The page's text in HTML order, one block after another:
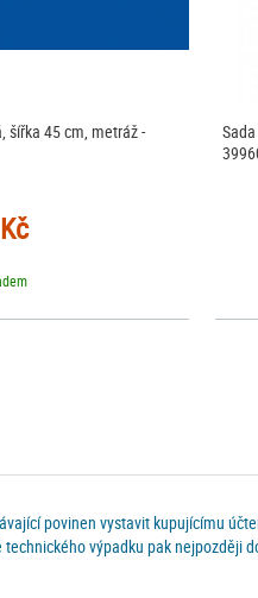
šířka 45 cm, metráž -
povinen vystavit kupujícímu
výpadku pak nejpozději